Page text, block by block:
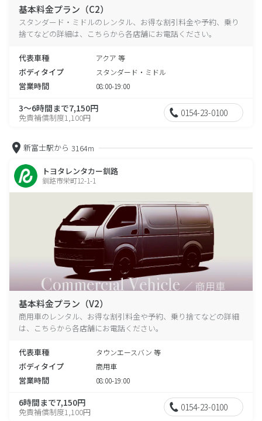
基本料金プラン（C2）
スタンダード・ミドルのレンタル、お得な割引料金や予約、乗り
捨てなどの詳細は、こちらから各店舗にお電話ください。
代表車種 アクア 等
ボディタイプ スタンダード・ミドル
営業時間 08:00-19:00
3～6時間まで7,150円
免責補償制度1,100円 0154-23-0100
新富士駅から 3164m
トヨタレンタカー釧路
釧路市栄町12-1-1
基本料金プラン（V2）
商用車のレンタル、お得な割引料金や予約、乗り捨てなどの詳細
は、こちらから各店舗にお電話ください。
代表車種 タウンエースバン 等
ボディタイプ 商用車
営業時間 08:00-19:00
6時間まで7,150円
免責補償制度1,100円 0154-23-0100